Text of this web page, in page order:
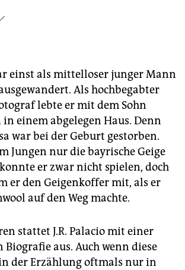
2024. 40 Seiten, 16 Euro. Ab 5
Wenn die Reise deines Lebens
auf den Weg“. Aus dem Englischen
Hanser Verlag, München 2024. 304
Ab 11 Jahre.
einst als mittelloser junger Mann
Als hochbegabter
lebte er mit dem Sohn
einem abgelegen Haus. Denn
war bei der Geburt gestorben.
Jungen nur die bayrische Geige
er zwar nicht spielen, doch
er den Geigenkoffer mit, als er
auf den Weg machte.
stattet J.R. Palacio mit einer
aus. Auch wenn diese
der Erzählung oftmals nur in